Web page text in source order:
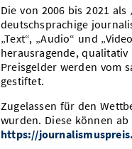
Die von 2006 bis 2021
deutschsprachige
„Text“, „Audio“ und
herausragende,
Preisgelder werden vom
gestiftet.
Zugelassen für den
wurden. Diese können
https://